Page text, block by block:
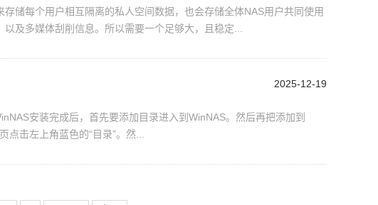
储每个用户相互隔离的私人空间数据，也会存储全体NAS用户共同使用
及多媒体刮削信息。所以需要一个足够大，且稳定...
2025-12-19
安装完成后，首先要添加目录进入到WinNAS。然后再把添加到
击左上角蓝色的“目录”。然...